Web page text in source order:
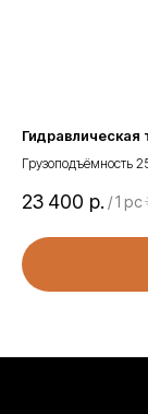
Гидравлическая
Грузоподъёмность
23 400 р. /1 pc